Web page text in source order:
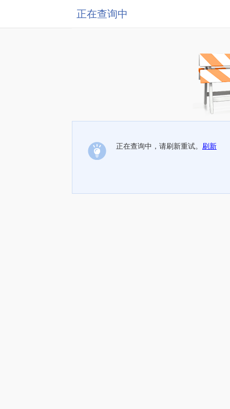
正在查询中
正在查询中，请刷新重试。 刷新